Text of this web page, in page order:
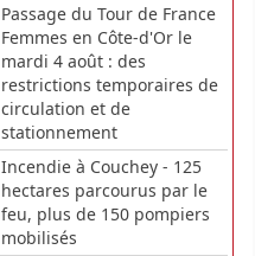
Passage du Tour de France
Femmes en Côte-d'Or le
mardi 4 août : des
restrictions temporaires de
circulation et de
stationnement
Incendie à Couchey - 125
hectares parcourus par le
feu, plus de 150 pompiers
mobilisés